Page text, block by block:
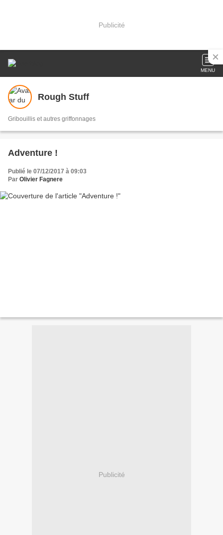
Publicité
MENU
Rough Stuff
Gribouillis et autres griffonnages
Adventure !
Publié le 07/12/2017 à 09:03
Par Olivier Fagnere
Publicité